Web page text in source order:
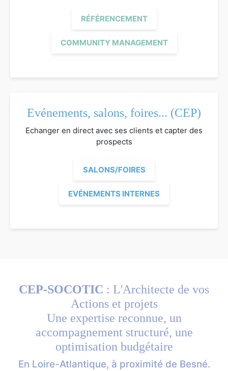
RÉFÉRENCEMENT
COMMUNITY MANAGEMENT
Evénements, salons, foires... (CEP)
Echanger en direct avec ses clients et capter des
prospects
SALONS/FOIRES
EVÉNEMENTS INTERNES
CEP-SOCOTIC : L'Architecte de vos
Actions et projets
Une expertise reconnue, un
accompagnement structuré, une
optimisation budgétaire
En Loire-Atlantique, à proximité de Besné.